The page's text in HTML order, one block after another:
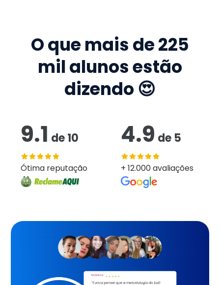
O que mais de225
mil alunos estão
dizendo 😍
9.1 de10
Ótima reputação
4.9 de 5
+ 12.000 avaliações